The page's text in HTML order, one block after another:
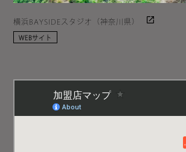
横浜BAYSIDEスタジオ（神奈川県）
WEBサイト